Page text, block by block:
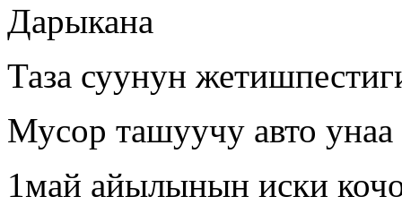
Дарыкана
Таза суунун
Мусор ташуучу авто унаа
1май айылынын иски